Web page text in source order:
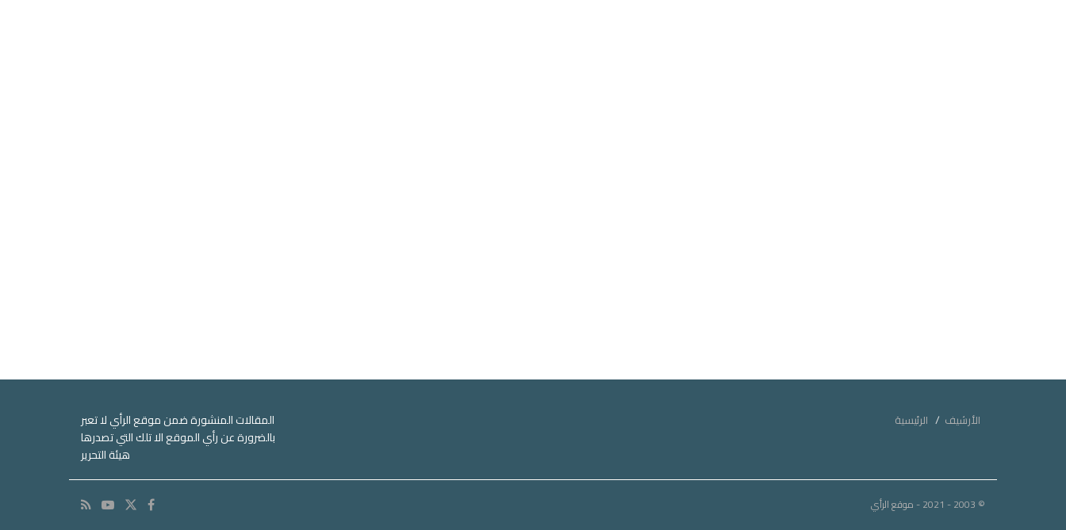
الأرشيف الرئيسية
المقالات المنشورة ضمن موقع الرأي لا تعبر
بالضرورة عن رأي الموقع الا تلك التي تصدرها
هيئة التحرير
© 2003 - 2021 - موقع الرأي